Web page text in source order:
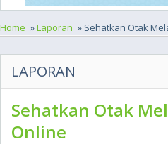
Home »Laporan » Sehatkan Otak
LAPORAN
Sehatkan Otak
Online